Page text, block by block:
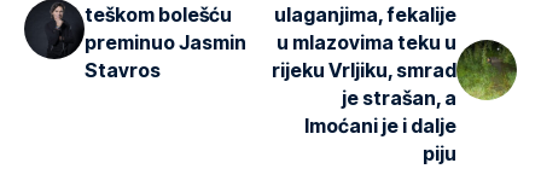
teškom bolešću
preminuo Jasmin
Stavros
ulaganjima, fekalije
u mlazovima teku u
rijeku Vrljiku, smrad
je strašan, a
Imoćani je i dalje
piju